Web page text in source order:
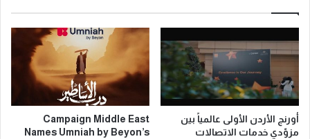
أورنج الأردن الأولى عالمياً بين
مزوّدي خدمات الاتصالات
Campaign Middle East
Names Umniah by Beyon’s